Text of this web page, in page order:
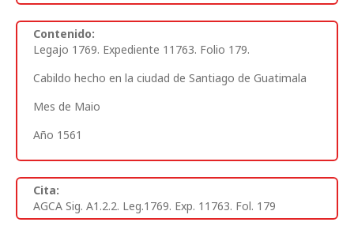
Contenido:
Legajo 1769. Expediente 11763. Folio 179.
Cabildo hecho en la ciudad de Santiago de Guatimala
Mes de Maio
Año 1561
Cita:
AGCA Sig. A1.2.2. Leg.1769. Exp. 11763. Fol. 179